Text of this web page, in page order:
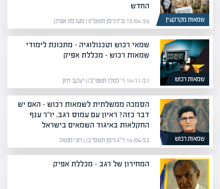
שמאות מקרקעין
החדש
13/04/26 (כ״ו ניסן תשפ״ו) | מערכת אפיק
שמאות רכוש
שמאי רכוש וטכנולוגיה – מתכונת לימודי
שמאות רכוש – מכללת אפיק
14/11/21 (י׳ כסלו תשפ״ב) | יעקב חזן
שמאות רכוש
הסמכה ממשלתית לשמאות רכוש – האם יש
דבר כזה? ראיון עם עמוס רגב, יו"ר ענף
החקלאות באיגוד השמאים בישראל
14/04/22 (י״ג ניסן תשפ״ב) | רוני מנשה
המחירון של רגב – מכללת אפיק